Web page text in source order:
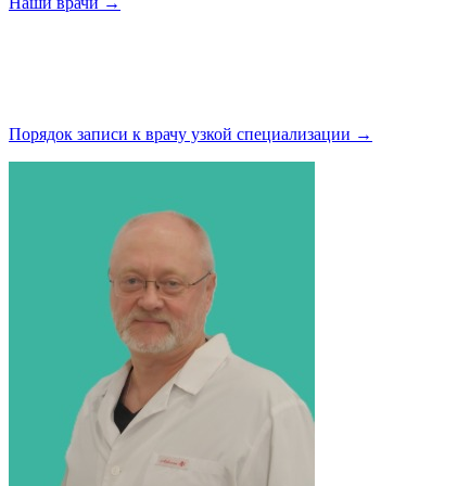
Порядок записи к врачу узкой специализации →